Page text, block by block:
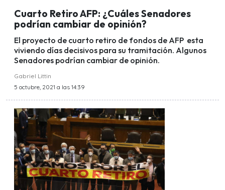
Cuarto Retiro AFP: ¿Cuáles Senadores
podrían cambiar de opinión?
El proyecto de cuarto retiro de fondos de AFP esta
viviendo días decisivos para su tramitación. Algunos
Senadores podrían cambiar de opinión.
Gabriel Littin
5 octubre, 2021 a las 14:39